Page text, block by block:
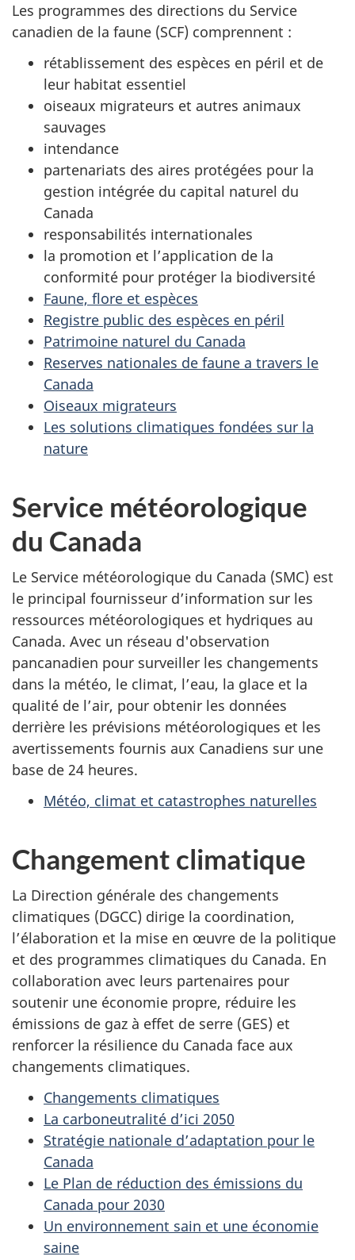
Les programmes des directions du Service
canadien de la faune (SCF) comprennent :
rétablissement des espèces en péril et de
leur habitat essentiel
oiseaux migrateurs et autres animaux
sauvages
intendance
partenariats des aires protégées pour la
gestion intégrée du capital naturel du
Canada
responsabilités internationales
la promotion et l’application de la
conformité pour protéger la biodiversité
Faune, flore et espèces
Registre public des espèces en péril
Patrimoine naturel du Canada
Reserves nationales de faune a travers le
Canada
Oiseaux migrateurs
Les solutions climatiques fondées sur la
nature
Service météorologique
du Canada
Le Service météorologique du Canada (SMC) est
le principal fournisseur d’information sur les
ressources météorologiques et hydriques au
Canada. Avec un réseau d'observation
pancanadien pour surveiller les changements
dans la météo, le climat, l’eau, la glace et la
qualité de l’air, pour obtenir les données
derrière les prévisions météorologiques et les
avertissements fournis aux Canadiens sur une
base de 24 heures.
Météo, climat et catastrophes naturelles
Changement climatique
La Direction générale des changements
climatiques (DGCC) dirige la coordination,
l’élaboration et la mise en œuvre de la politique
et des programmes climatiques du Canada. En
collaboration avec leurs partenaires pour
soutenir une économie propre, réduire les
émissions de gaz à effet de serre (GES) et
renforcer la résilience du Canada face aux
changements climatiques.
Changements climatiques
La carboneutralité d’ici 2050
Stratégie nationale d’adaptation pour le
Canada
Le Plan de réduction des émissions du
Canada pour 2030
Un environnement sain et une économie
saine